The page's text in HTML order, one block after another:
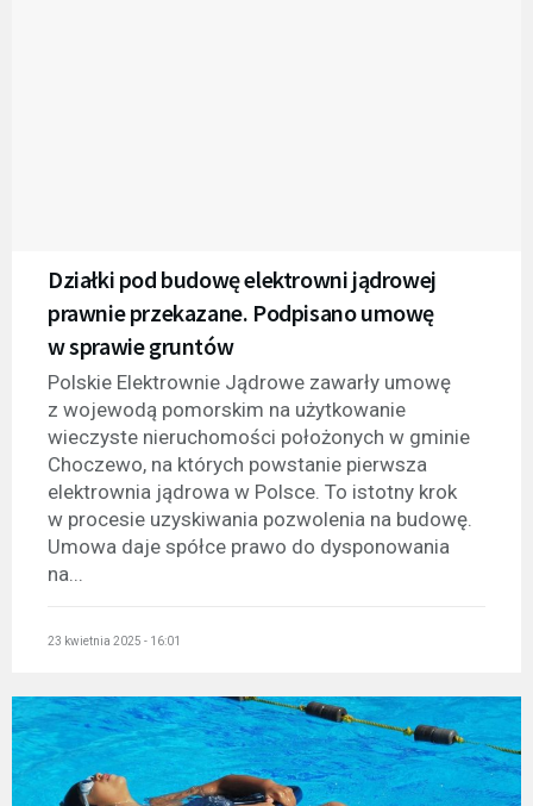
Działki pod budowę elektrowni jądrowej
prawnie przekazane. Podpisano umowę
w sprawie gruntów
Polskie Elektrownie Jądrowe zawarły umowę
z wojewodą pomorskim na użytkowanie
wieczyste nieruchomości położonych w gminie
Choczewo, na których powstanie pierwsza
elektrownia jądrowa w Polsce. To istotny krok
w procesie uzyskiwania pozwolenia na budowę.
Umowa daje spółce prawo do dysponowania
na...
23 kwietnia 2025 - 16:01